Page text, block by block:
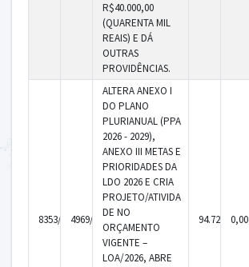
R$40.000,00
(QUARENTA MIL
REAIS) E DÁ
OUTRAS
PROVIDÊNCIAS.
8353/20264969/2026
ALTERA ANEXO I
DO PLANO
PLURIANUAL (PPA
2026 - 2029),
ANEXO III METAS E
PRIORIDADES DA
LDO 2026 E CRIA
PROJETO/ATIVIDA
DE NO
ORÇAMENTO
VIGENTE –
LOA/2026, ABRE
94.726,000,00